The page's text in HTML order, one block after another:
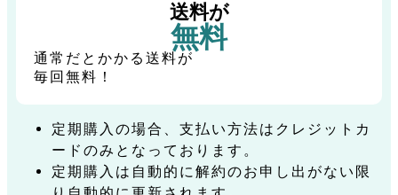
送料が
無料
通常だとかかる送料が
毎回無料！
定期購入の場合、支払い方法はクレジットカ
ードのみとなっております。
定期購入は自動的に解約のお申し出がない限